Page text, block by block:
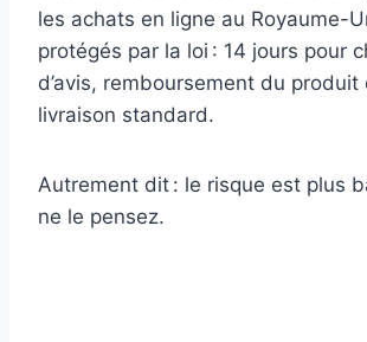
les achats en ligne au Royaume-
protégés par la loi : 14 jours pour
d’avis, remboursement du produit
livraison standard.
Autrement dit : le risque est plus
ne le pensez.